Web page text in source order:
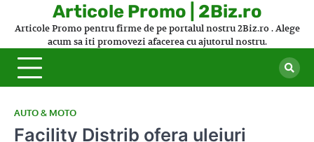
Articole Promo | 2Biz.ro
Articole Promo pentru firme de pe portalul nostru 2Biz.ro . Alege
acum sa iti promovezi afacerea cu ajutorul nostru.
AUTO & MOTO
Facility Distrib ofera uleiuri